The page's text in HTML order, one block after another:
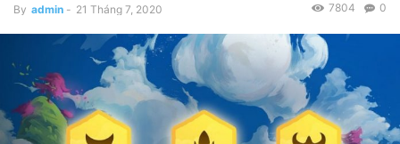
By admin - 21 Tháng 7, 2020 0
7804